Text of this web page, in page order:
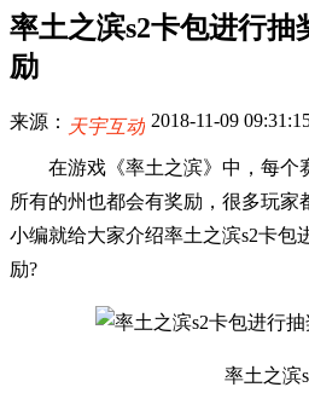
率土之滨s2卡包进行抽
励
来源： 天宇互动 2018-11-09
在游戏《率土之滨》中，每个
所有的州也都会有奖励，很多玩
小编就给大家介绍率土之滨s2卡包
励?
率土之滨